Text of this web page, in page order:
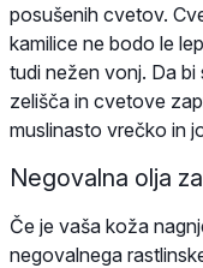
posušenih cvetov.
kamilice ne bodo le
tudi nežen vonj. Da
zelišča in cvetove
muslinasto vrečko in
Negovalna olja
Če je vaša koža
negovalnega